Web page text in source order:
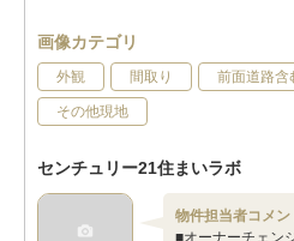
画像カテゴリ
外観 間取り 前面道路含
その他現地
センチュリー21住まいラボ
物件担当者コメン
■オーナーチェン